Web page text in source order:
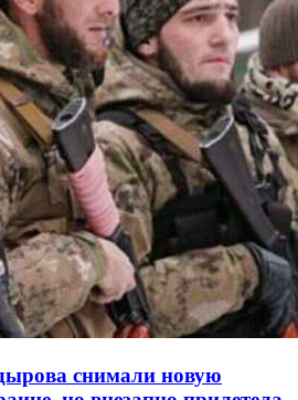
снимали новую